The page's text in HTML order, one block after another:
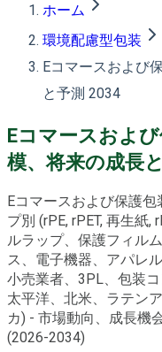
ホーム
環境配慮型包装
Eコマースおよび
と予測 2034
Eコマースおよ
模、将来の成長
Eコマースおよび保護
プ別 (rPE, rPET, 再生紙
ルラップ、保護フィル
ス、電子機器、アパレ
小売業者、3PL、包装
太平洋、北米、ラテン
カ) - 市場動向、成長機
(2026-2034)